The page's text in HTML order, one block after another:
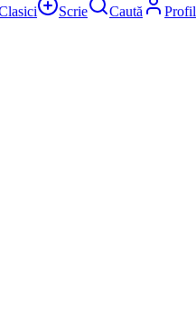
Scrie Caută Profil